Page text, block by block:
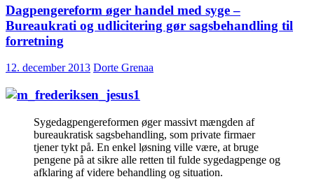
Kommuner
tolker
sociale
lommeregner
Dagpengereform øger handel med syge –
Bureaukrati og udlicitering gør sagsbehandling til
forretning
12. december 2013 Dorte Grenaa
Sygedagpengereformen øger massivt mængden af
bureaukratisk sagsbehandling, som private firmaer
tjener tykt på. En enkel løsning ville være, at bruge
pengene på at sikre alle retten til fulde sygedagpenge og
afklaring af videre behandling og situation.